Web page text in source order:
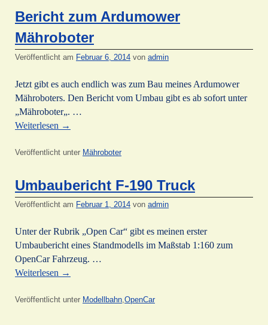
Bericht zum Ardumower
Mähroboter
Veröffentlicht am Februar 6, 2014 von admin
Jetzt gibt es auch endlich was zum Bau meines Ardumower
Mähroboters. Den Bericht vom Umbau gibt es ab sofort unter
„Mähroboter„. …
Weiterlesen →
Veröffentlicht unter Mähroboter
Umbaubericht F-190 Truck
Veröffentlicht am Februar 1, 2014 von admin
Unter der Rubrik „Open Car“ gibt es meinen erster
Umbaubericht eines Standmodells im Maßstab 1:160 zum
OpenCar Fahrzeug. …
Weiterlesen →
Veröffentlicht unter Modellbahn,OpenCar